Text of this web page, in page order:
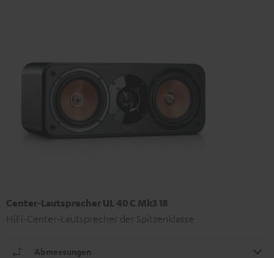
Center-Lautsprecher UL 40 C Mk3 18
HiFi-Center-Lautsprecher der Spitzenklasse
Abmessungen